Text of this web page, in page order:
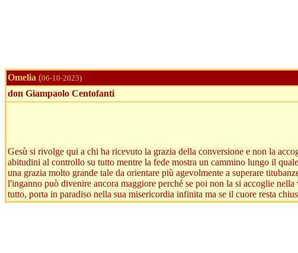
Omelia (06-10-2023)
don Giampaolo Centofanti
Gesù si rivolge qui a chi ha ricevuto la grazia della conversione e non la
abitudini al controllo su tutto mentre la fede mostra un cammino lungo il
una grazia molto grande tale da orientare più agevolmente a superare
l'inganno può divenire ancora maggiore perché se poi non la si accoglie
tutto, porta in paradiso nella sua misericordia infinita ma se il cuore resta